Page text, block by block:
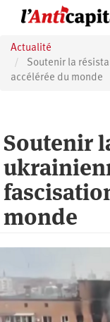
principal
Actualité
Soutenir la
accélérée du monde
Soutenir
monde